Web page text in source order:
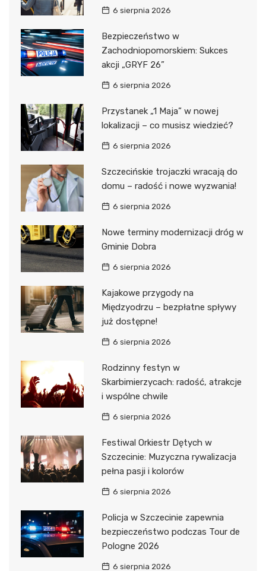
6 sierpnia 2026
Bezpieczeństwo w
Zachodniopomorskiem: Sukces
akcji „GRYF 26”
6 sierpnia 2026
Przystanek „1 Maja” w nowej
lokalizacji – co musisz wiedzieć?
6 sierpnia 2026
Szczecińskie trojaczki wracają do
domu – radość i nowe wyzwania!
6 sierpnia 2026
Nowe terminy modernizacji dróg w
Gminie Dobra
6 sierpnia 2026
Kajakowe przygody na
Międzyodrzu – bezpłatne spływy
już dostępne!
6 sierpnia 2026
Rodzinny festyn w
Skarbimierzycach: radość, atrakcje
i wspólne chwile
6 sierpnia 2026
Festiwal Orkiestr Dętych w
Szczecinie: Muzyczna rywalizacja
pełna pasji i kolorów
6 sierpnia 2026
Policja w Szczecinie zapewnia
bezpieczeństwo podczas Tour de
Pologne 2026
6 sierpnia 2026